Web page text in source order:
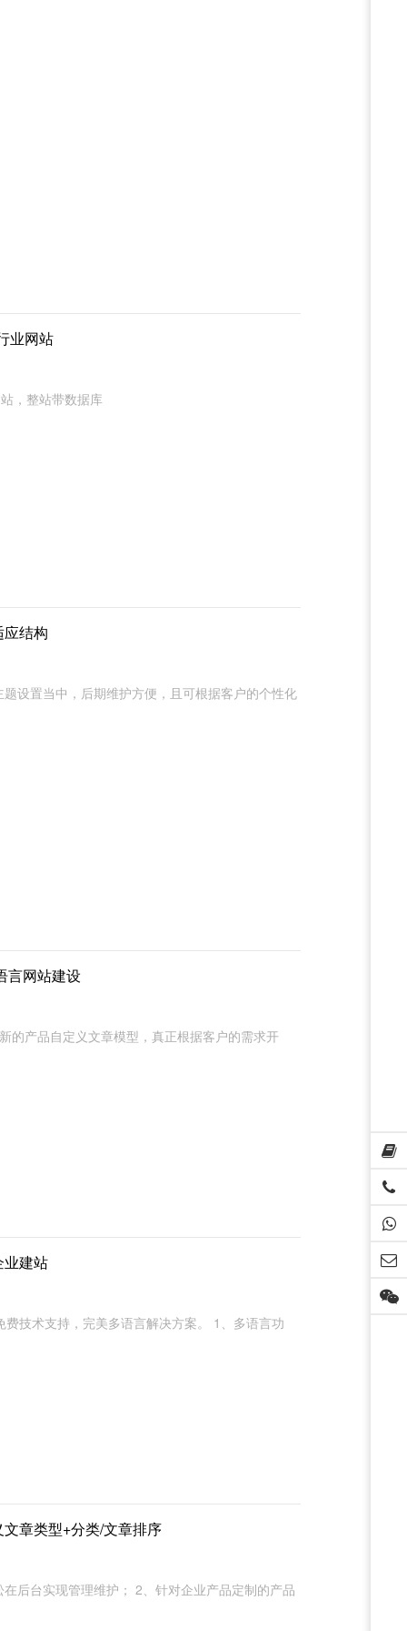
业网站
，整站带数据库
结构
设置当中，后期维护方便，且可根据客户的个性化
言网站建设
的产品自定义文章模型，真正根据客户的需求开
业建站
技术支持，完美多语言解决方案。 1、多语言功
章类型+分类/文章排序
后台实现管理维护； 2、针对企业产品定制的产品